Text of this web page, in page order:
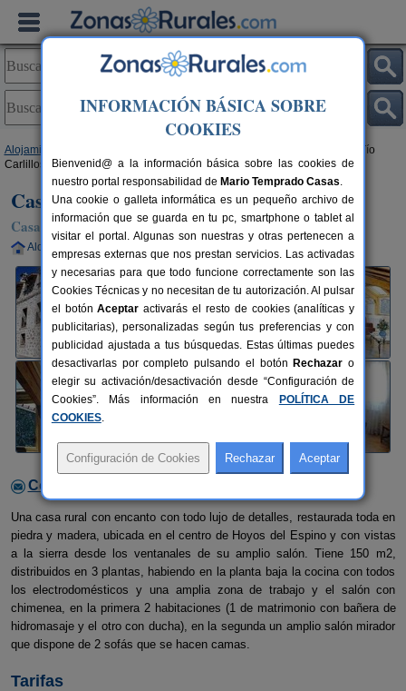
Alojamientos
> Casa Rural Tío
Carlillos
Casa Rural Tío Carlillos
Casa Rural en Hoyos del Espino (Ávila)
Alquiler completo 68 km de Ávila
Contactar con el alojamiento
Una casa rural con encanto con todo lujo de detalles, restaurada toda en
piedra y madera, ubicada en el centro de Hoyos del Espino y con vistas
a la sierra desde los ventanales de su amplio salón. Tiene 150 m2,
distribuidos en 3 plantas, habiendo en la planta baja la cocina con todos
los electrodomésticos y una amplia zona de trabajo y el salón con
chimenea, en la primera 2 habitaciones (1 de matrimonio con bañera de
hidromasaje y el otro con ducha), en la segunda un amplio salón mirador
que dispone de 2 sofás que se hacen camas.
Tarifas
INFORMACIÓN BÁSICA SOBRE
COOKIES
Bienvenid@ a la información básica sobre las cookies de
nuestro portal responsabilidad de Mario Temprado Casas.
Una cookie o galleta informática es un pequeño archivo de
información que se guarda en tu pc, smartphone o tablet al
visitar el portal. Algunas son nuestras y otras pertenecen a
empresas externas que nos prestan servicios. Las activadas
y necesarias para que todo funcione correctamente son las
Cookies Técnicas y no necesitan de tu autorización. Al pulsar
el botónAceptar activarás el resto de cookies (analíticas y
publicitarias), personalizadas según tus preferencias y con
publicidad ajustada a tus búsquedas. Estas últimas puedes
desactivarlas por completo pulsando el botón Rechazar o
elegir su activación/desactivación desde “Configuración de
Cookies”. Más información en nuestra
POLÍTICA DE
COOKIES.